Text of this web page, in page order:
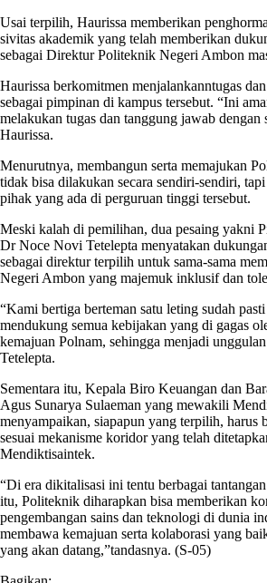
Usai terpilih, Haurissa memberikan
sivitas akademik yang telah memberikan
sebagai Direktur Politeknik Negeri Ambon
Haurissa berkomitmen menjalankanntugas
sebagai pimpinan di kampus tersebut. “Ini
melakukan tugas dan tanggung jawab dengan
Haurissa.
Menurutnya, membangun serta memajukan
tidak bisa dilakukan secara sendiri-sendiri,
pihak yang ada di perguruan tinggi tersebut.
Meski kalah di pemilihan, dua pesaing yakni
Dr Noce Novi Tetelepta menyatakan
sebagai direktur terpilih untuk sama-sama
Negeri Ambon yang majemuk inklusif dan
“Kami bertiga berteman satu leting sudah
mendukung semua kebijakan yang di gagas
kemajuan Polnam, sehingga menjadi
Tetelepta.
Sementara itu, Kepala Biro Keuangan dan
Agus Sunarya Sulaeman yang mewakili
menyampaikan, siapapun yang terpilih, harus
sesuai mekanisme koridor yang telah
Mendiktisaintek.
“Di era dikitalisasi ini tentu berbagai
itu, Politeknik diharapkan bisa memberikan
pengembangan sains dan teknologi di dunia
membawa kemajuan serta kolaborasi yang
yang akan datang,”tandasnya. (S-05)